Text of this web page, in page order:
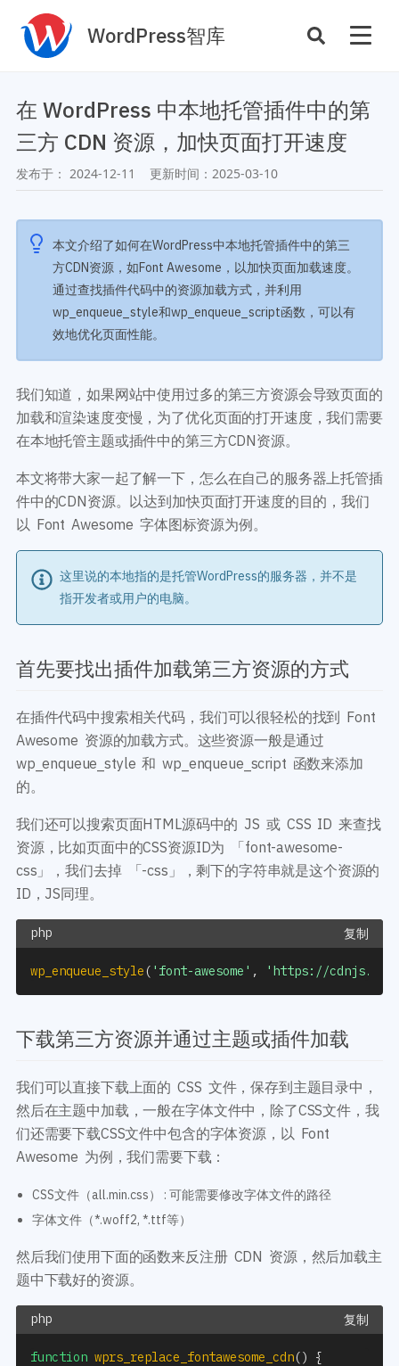
WordPress智库
主机托管 性能优化
SEO与全站运营
案例
主题案例
插件案例
商店
插件商店
资源
主题推荐
插件推荐
开发手册
插件开发手册
开发教程
主题开发分享
前端开发技巧
开发文档手册
网站管理运营
技术专题
安全增强
WordPress数据库
WooCommerce开发
多语言主题开发
电子商务和支付
服务咨询
在 WordPress 中本地托管插件中的第
三方 CDN 资源，加快页面打开速度
发布于： 2024-12-11 更新时间： 2025-03-10
本文介绍了如何在WordPress中本地托管插件中的第三
方CDN资源，如Font Awesome，以加快页面加载速度。
通过查找插件代码中的资源加载方式，并利用
wp_enqueue_style和wp_enqueue_script函数，可以有
效地优化页面性能。
我们知道，如果网站中使用过多的第三方资源会导致页面的
加载和渲染速度变慢，为了优化页面的打开速度，我们需要
在本地托管主题或插件中的第三方CDN资源。
本文将带大家一起了解一下，怎么在自己的服务器上托管插
件中的CDN资源。以达到加快页面打开速度的目的，我们
以 Font Awesome 字体图标资源为例。
这里说的本地指的是托管WordPress的服务器，并不是
指开发者或用户的电脑。
首先要找出插件加载第三方资源的方式
在插件代码中搜索相关代码，我们可以很轻松的找到 Font
Awesome 资源的加载方式。这些资源一般是通过
wp_enqueue_style 和 wp_enqueue_script 函数来添加
的。
我们还可以搜索页面HTML源码中的 JS 或 CSS ID 来查找
资源，比如页面中的CSS资源ID为 「font-awesome-
css」，我们去掉 「-css」，剩下的字符串就是这个资源的
ID，JS同理。
复制
wp_enqueue_style( 'font-awesome' , 'https://
下载第三方资源并通过主题或插件加载
我们可以直接下载上面的 CSS 文件，保存到主题目录中，
然后在主题中加载，一般在字体文件中，除了CSS文件，我
们还需要下载CSS文件中包含的字体资源，以 Font
Awesome 为例，我们需要下载：
CSS文件（all.min.css） : 可能需要修改字体文件的路径
字体文件（*.woff2, *.ttf等）
然后我们使用下面的函数来反注册 CDN 资源，然后加载主
题中下载好的资源。
复制
function wprs_replace_fontawesome_cdn()
{